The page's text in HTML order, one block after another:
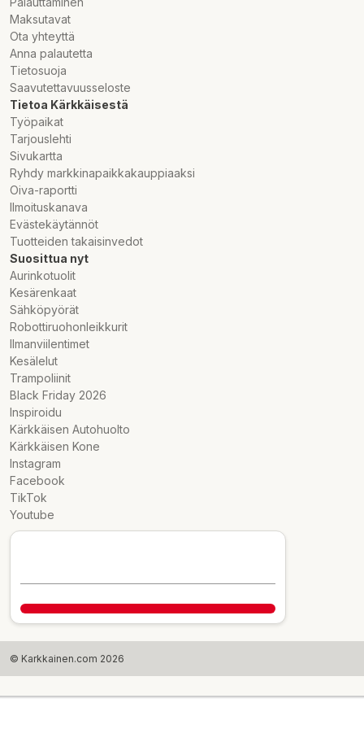
Kosttillskott ersätter inte en varierad kost.
Förvaras oåtkomligt för barn. Endast för vuxna.
Om du är gravid eller ammar, använder
mediciner, eller om du är sjuk,konsultera
din läkare före användning.
Naturlig färgvariation kan förekomma. Förvaras
torrt och svalt.
Maksutavat
Ota yhteyttä
Anna palautetta
Tietosuoja
Saavutettavuusseloste
Tietoa Kärkkäisestä
Työpaikat
Tarjouslehti
Sivukartta
Ryhdy markkinapaikkakauppiaaksi
Oiva-raportti
Ilmoituskanava
Evästekäytännöt
Tuotteiden takaisinvedot
Suosittua nyt
Aurinkotuolit
Kesärenkaat
Sähköpyörät
Robottiruohonleikkurit
Ilmanviilentimet
Kesälelut
Trampoliinit
Black Friday 2026
Inspiroidu
Kärkkäisen Autohuolto
Kärkkäisen Kone
Instagram
Facebook
TikTok
Youtube
© Karkkainen.com 2026